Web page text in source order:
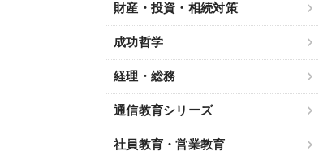
財産・投資・相続対策
成功哲学
経理・総務
通信教育シリーズ
社員教育・営業教育